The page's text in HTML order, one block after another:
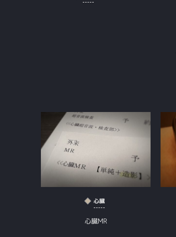
心臓
心臓MR